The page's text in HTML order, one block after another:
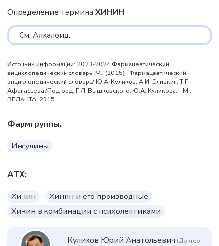
Определение термина ХИНИН
См. Алкалоид.
Источник информации: 2023-2024 Фармацевтический
энциклопедический словарь. М., (2015) . Фармацевтический
энциклопедический словарь/ Ю.А. Куликов, А.И. Сливкин, Т.Г.
Афанасьева /Под ред. Г.Л. Вышковского, Ю.А. Куликова. - М.,
ВЕДАНТА, 2015.
Фармгруппы:
Инсулины
АТХ:
Хинин
Хинин и его производные
Хинин в комбинации с психолептиками
Куликов Юрий Анатольевич (Доктор